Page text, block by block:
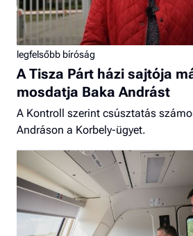
legfelsőbb bíróság
A Tisza Párt házi sajtója
mosdatja Baka Andrást
A Kontroll szerint csúsztatás
Andráson a Korbely-ügyet.